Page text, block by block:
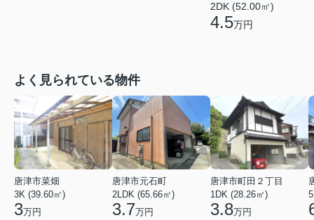
2DK (52.00㎡)
4.5万円
よく見られている物件
唐津市菜畑
3K (39.60㎡)
3万円
唐津市元石町
2LDK (65.66㎡)
3.7万円
唐津市町田２丁目
1DK (28.26㎡)
3.8万円